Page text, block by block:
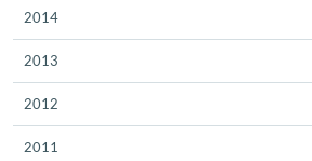
2014
2013
2012
2011